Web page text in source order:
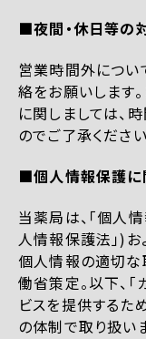
■夜間・休日等の
営業時間外につ
絡をお願いします
に関しましては、
のでご了承ください
■個人情報保護に
当薬局は、「個人
人情報保護法」)お
個人情報の適切な
働省策定。以下、
ビスを提供するた
の体制で取り扱い